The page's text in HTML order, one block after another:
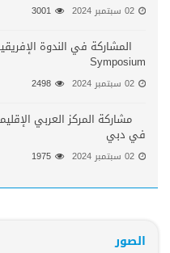
02 سبتمبر 2024 3001
Symposium
02 سبتمبر 2024 2498
في دبي
02 سبتمبر 2024 1975
الصور